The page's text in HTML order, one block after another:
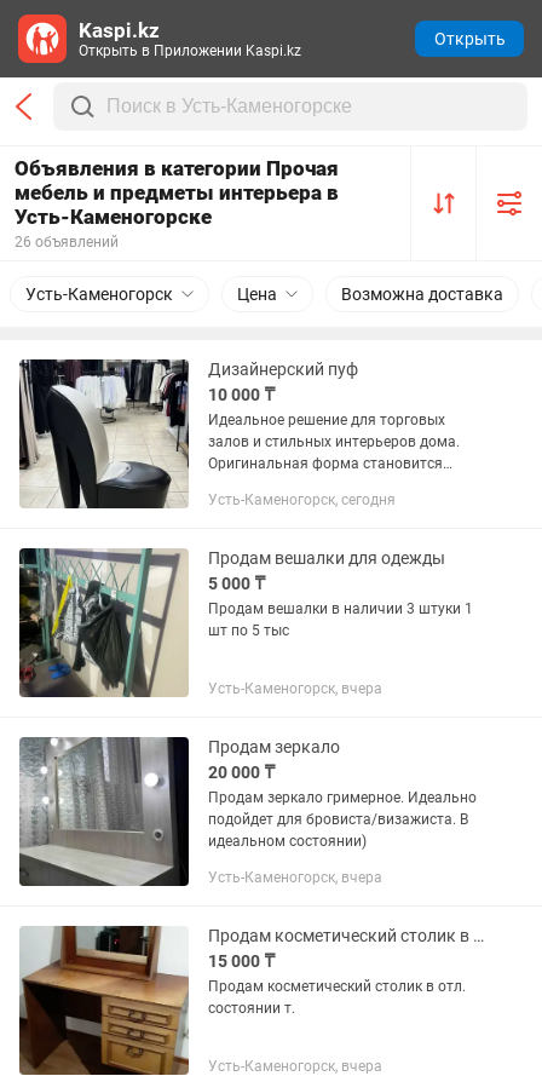
Объявления в категории Прочая
мебель и предметы интерьера в
Усть-Каменогорске
26 объявлений
Усть-Каменогорск Цена Возможна доставка
Дизайнерский пуф
10 000 ₸
Идеальное решение для торговых
залов и стильных интерьеров дома.
Оригинальная форма становится
Характеристики: Цвет: чёрно-белый
Усть-Каменогорск, сегодня
Продам вешалки для одежды
5 000 ₸
Продам вешалки в наличии 3 штуки 1
шт по 5 тыс
Усть-Каменогорск, вчера
Продам зеркало
20 000 ₸
Продам зеркало гримерное. Идеально
подойдет для бровиста/визажиста. В
идеальном состоянии)
Усть-Каменогорск, вчера
Продам косметический столик в отл. Состоянии
15 000 ₸
Продам косметический столик в отл.
состоянии т.
Усть-Каменогорск, вчера
Kaspi.kz
Открыть в Приложении Kaspi.kz
Открыть